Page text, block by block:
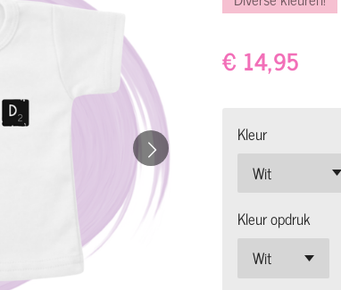
€ 14,95
Kleur
Kleur opdruk